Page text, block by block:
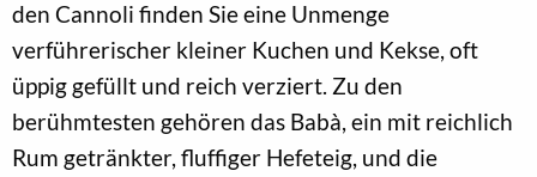
den Cannoli finden Sie eine Unmenge
verführerischer kleiner Kuchen und Kekse, oft
üppig gefüllt und reich verziert. Zu den
berühmtesten gehören das Babà, ein mit reichlich
Rum getränkter, fluffiger Hefeteig, und die